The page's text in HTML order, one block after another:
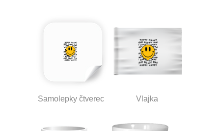
Samolepky čtverec Vlajka